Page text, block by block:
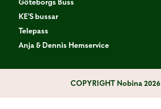
Göteborgs Buss
KE'S bussar
Telepass
Anja & Dennis Hemservice
COPYRIGHTNobina 2026